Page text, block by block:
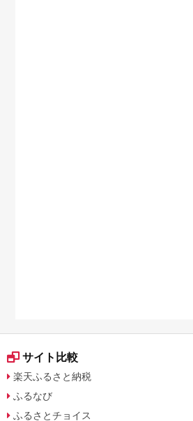
サイト比較
楽天ふるさと納税
ふるなび
ふるさとチョイス